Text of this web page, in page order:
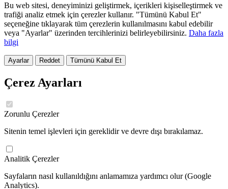
Bu web sitesi, deneyiminizi geliştirmek, içerikleri kişiselleştirmek ve
trafiği analiz etmek için çerezler kullanır. "Tümünü Kabul Et"
seçeneğine tıklayarak tüm çerezlerin kullanılmasını kabul edebilir
veya "Ayarlar" üzerinden tercihlerinizi belirleyebilirsiniz. Daha fazla
bilgi
Ayarlar Reddet Tümünü Kabul Et
Çerez Ayarları
Zorunlu Çerezler
Sitenin temel işlevleri için gereklidir ve devre dışı bırakılamaz.
Analitik Çerezler
Sayfaların nasıl kullanıldığını anlamamıza yardımcı olur (Google
Analytics).